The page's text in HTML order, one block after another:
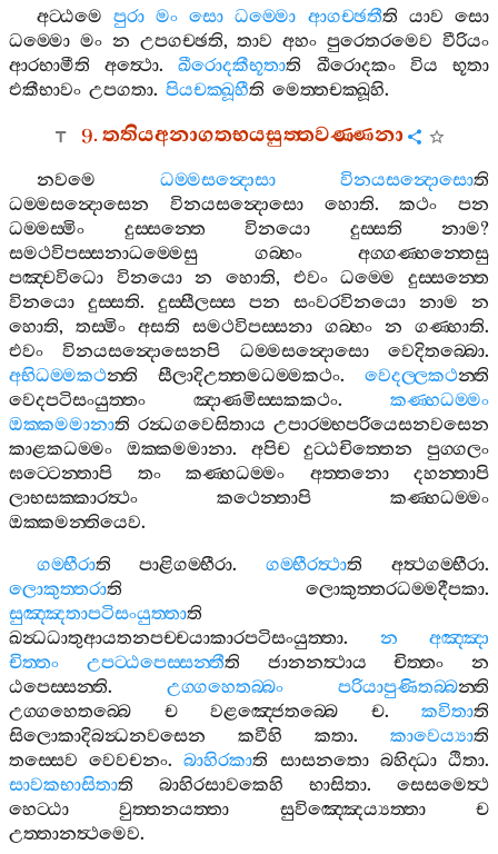
අට‍්ඨමෙ පුරා මං සො ධම‍්මො ආගච‍්ඡතීති යාව සො
ධම‍්මො මං න උපගච‍්ඡති,තාව අහං පුරෙතරමෙව වීරියං
ආරභාමීති
අත්‍ථො.ඛීරොදකීභූතාති ඛීරොදකං විය
භූතා
එකීභාවං උපගතා. පියචක‍්ඛූහීති මෙත‍්තචක‍්ඛූහි.
9.තතියඅනාගතභයසුත‍්තවණ‍්ණනා
නවමෙ ධම‍්මසන්‍දොසා විනයසන්‍දොසොති
ධම‍්මසන්‍දොසෙන
විනයසන්‍දොසො හොති.කථං
පන
ධම‍්මස‍්මිං
දුස‍්සන‍්තෙ විනයො දුස‍්සති නාම?
සමථවිපස‍්සනාධම‍්මෙසු
ගබ‍්භං
අග‍්ගණ‍්හන‍්තෙසු
පඤ‍්චවිධො
විනයො න හොති, එවං ධම‍්මෙ
දුස‍්සන‍්තෙ
විනයො
දුස‍්සති. දුස‍්සීලස‍්ස පන සංවරවිනයො නාම
න
හොති, තස‍්මිං අසති සමථවිපස‍්සනා ගබ‍්භං න ගණ‍්හාති.
එවං
විනයසන්‍දොසෙනපි ධම‍්මසන්‍දොසො වෙදිතබ‍්බො.
අභිධම‍්මකථන‍්ති සීලාදිඋත‍්තමධම‍්මකථං. වෙදල‍්ලකථන‍්ති
වෙදපටිසංයුත‍්තං
ඤාණමිස‍්සකකථං. කණ‍්හධම‍්මං
ඔක‍්කමමානාති රන්‍ධගවෙසිතාය උපාරම‍්භපරියෙසනවසෙන
කාළකධම‍්මං
ඔක‍්කමමානා. අපිච දුට‍්ඨචිත‍්තෙන
පුග‍්ගලං
ඝට‍්ටෙන‍්තාපි
තං කණ‍්හධම‍්මං අත‍්තනො
දහන‍්තාපි
ලාභසක‍්කාරත්‍ථං
කථෙන‍්තාපි
කණ‍්හධම‍්මං
ඔක‍්කමන‍්තියෙව.
ගම‍්භීරාති පාළිගම‍්භීරා.ගම‍්භීරත්‍ථාති අත්‍ථගම‍්භීරා.
ලොකුත‍්තරාති ලොකුත‍්තරධම‍්මදීපකා.
සුඤ‍්ඤතාපටිසංයුත‍්තාති
ඛන්‍ධධාතුආයතනපච‍්චයාකාරපටිසංයුත‍්තා. න
අඤ‍්ඤා
චිත‍්තං
උපට‍්ඨපෙස‍්සන‍්තීති ජානනත්‍ථාය චිත‍්තං
න
ඨපෙස‍්සන‍්ති. උග‍්ගහෙතබ‍්බං පරියාපුණිතබ‍්බන‍්ති
උග‍්ගහෙතබ‍්බෙ
ච වළඤ‍්ජෙතබ‍්බෙ ච. කවිතාති
සිලොකාදිබන්‍ධනවසෙන
කවීහි කතා. කාවෙය්‍යාති
තස‍්සෙව වෙවචනං.බාහිරකාති සාසනතො බහිද‍්ධා ඨිතා.
සාවකභාසිතාති බාහිරසාවකෙහි භාසිතා. සෙසමෙත්‍ථ
හෙට‍්ඨා
වුත‍්තනයත‍්තා සුවිඤ‍්ඤෙය්‍යත‍්තා
ච
උත‍්තානත්‍ථමෙව.